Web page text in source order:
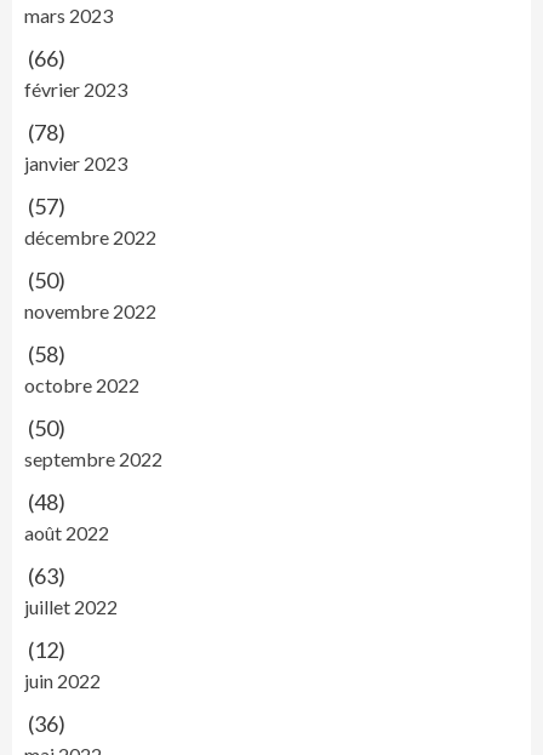
mars 2023
(66)
février 2023
(78)
janvier 2023
(57)
décembre 2022
(50)
novembre 2022
(58)
octobre 2022
(50)
septembre 2022
(48)
août 2022
(63)
juillet 2022
(12)
juin 2022
(36)